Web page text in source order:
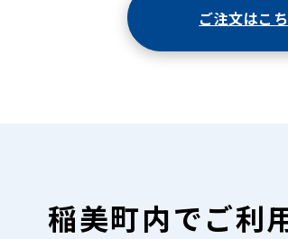
ご注文はこ
稲美町内でご利